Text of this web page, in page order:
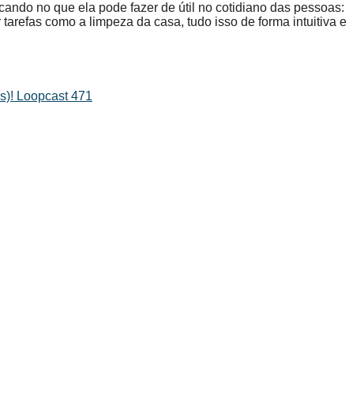
no que ela pode fazer de útil no cotidiano das pessoas:
como a limpeza da casa, tudo isso de forma intuitiva e
Loopcast 471